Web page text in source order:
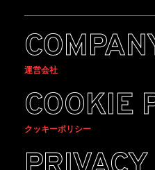
運営会社
COOKIE
クッキーポリシー